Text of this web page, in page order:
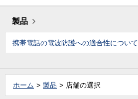
製品
携帯電話の電波防護への適合性について
ホーム 製品 店舗の選択